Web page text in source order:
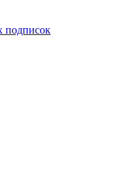
подписок